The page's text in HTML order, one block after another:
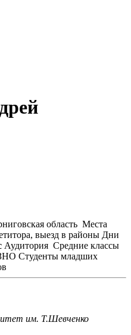
область Места
выезд в районы Дни
Аудитория Средние классы
Студенты младших
им. Т.Шевченко